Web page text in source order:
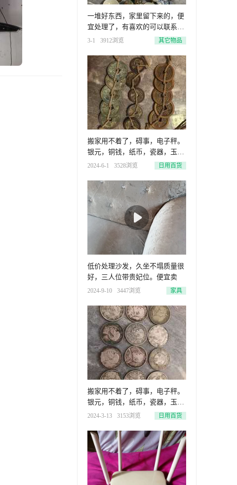
一堆好东西，家里留下来的，便
宜处理了，有喜欢的可以联系我
吧？
3-1 3912浏览 其它物品
搬家用不着了，碍事，电子秤。
银元，铜钱，纸币，瓷器，玉
器，刀
2024-6-1 3528浏览 日用百货
低价处理沙发，久坐不塌质量很
好，三人位带贵妃位。便宜卖
2024-9-10 3447浏览 家具
搬家用不着了，碍事，电子秤。
银元，铜钱，纸币，瓷器，玉
器，刀
2024-3-13 3153浏览 日用百货